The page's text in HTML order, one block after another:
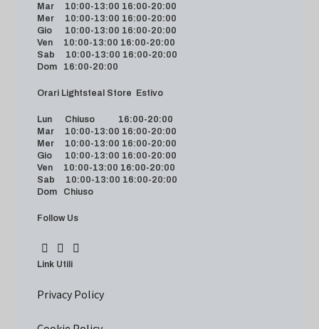
Mar 10:00-13:00 16:00-20:00
Mer 10:00-13:00 16:00-20:00
Gio 10:00-13:00 16:00-20:00
Ven 10:00-13:00 16:00-20:00
Sab 10:00-13:00 16:00-20:00
Dom 16:00-20:00
Orari Lightsteal Store Estivo
Lun Chiuso 16:00-20:00
Mar 10:00-13:00 16:00-20:00
Mer 10:00-13:00 16:00-20:00
Gio 10:00-13:00 16:00-20:00
Ven 10:00-13:00 16:00-20:00
Sab 10:00-13:00 16:00-20:00
Dom Chiuso
Follow Us
Link Utili
Privacy Policy